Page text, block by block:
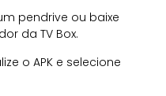
pendrive ou baixe
da TV Box.
o APK e selecione